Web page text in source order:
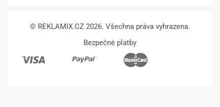
© REKLAMIX.CZ 2026. Všechna práva vyhrazena.
Bezpečné platby